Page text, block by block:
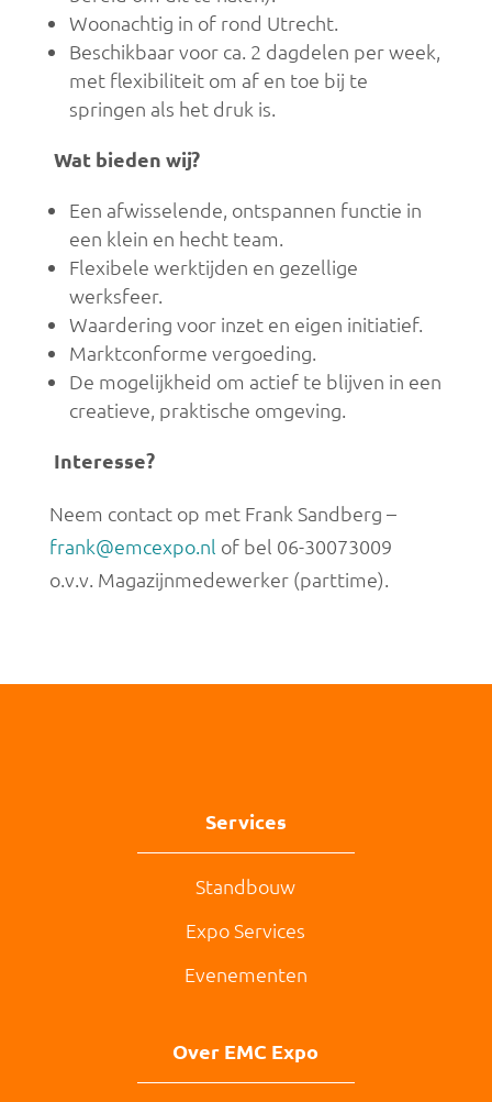
Woonachtig in of rond Utrecht.
Beschikbaar voor ca. 2 dagdelen per week,
met flexibiliteit om af en toe bij te
springen als het druk is.
Wat bieden wij?
Een afwisselende, ontspannen functie in
een klein en hecht team.
Flexibele werktijden en gezellige
werksfeer.
Waardering voor inzet en eigen initiatief.
Marktconforme vergoeding.
De mogelijkheid om actief te blijven in een
creatieve, praktische omgeving.
Interesse?
Neem contact op met Frank Sandberg –
frank@emcexpo.nl of bel 06-30073009
o.v.v. Magazijnmedewerker (parttime).
Services
Standbouw
Expo Services
Evenementen
Over EMC Expo